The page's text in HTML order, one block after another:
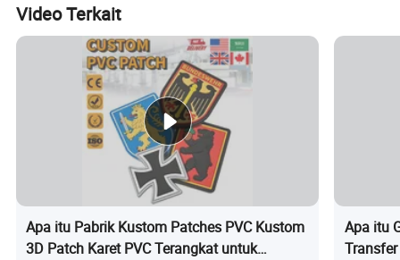
Video Terkait
Apa itu Pabrik Kustom Patches PVC Kustom
3D Patch Karet PVC Terangkat untuk
Apa itu